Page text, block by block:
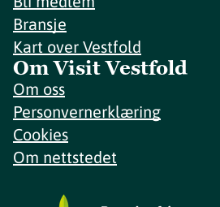
Bransje
Kart over Vestfold
Om Visit Vestfold
Om oss
Personvernerklæring
Cookies
Om nettstedet